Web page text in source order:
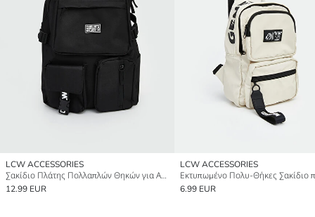
LCW ACCESSORIES
Σακίδιο Πλάτης Πολλαπλών Θηκών για Αγόρια
12.99 EUR
LCW ACCESSORIES
6.99 EUR